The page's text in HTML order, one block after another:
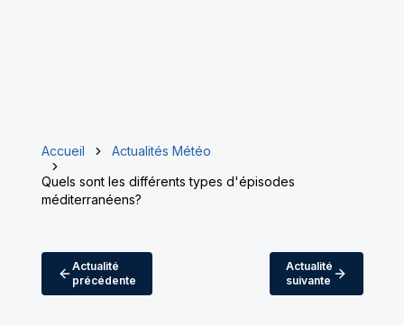
Accueil
Actualités Météo
Quels sont les différents types d'épisodes
méditerranéens?
Actualité
précédente
Actualité
suivante